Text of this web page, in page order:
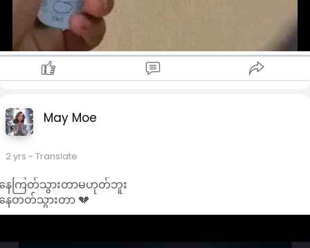
May Moe
2 yrs - Translate
ေကြတ်သွားတာမဟုတ်ဘူး
ေတတ်သွားတာ 💔